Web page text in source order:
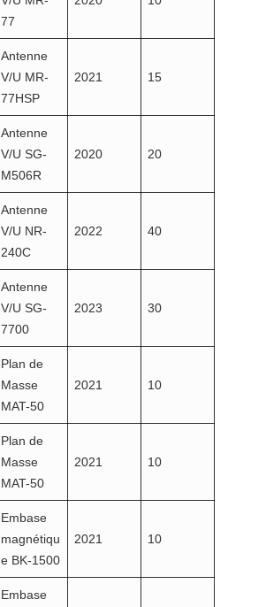
77
Antenne
V/U MR-
77HSP
2021 15
Antenne
V/U SG-
M506R
2020 20
Antenne
V/U NR-
240C
2022 40
Antenne
V/U SG-
7700
2023 30
Plan de
Masse
MAT-50
2021 10
Plan de
Masse
MAT-50
2021 10
Embase
magnétiqu
e BK-1500
2021 10
Embase